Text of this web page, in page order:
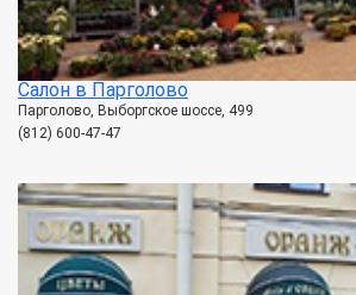
Салон в Парголово
Парголово, Выборгское шоссе, 499
(812) 600-47-47